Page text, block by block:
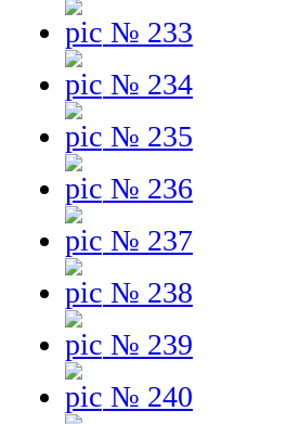
№ 233
№ 234
№ 235
№ 236
№ 237
№ 238
№ 239
№ 240